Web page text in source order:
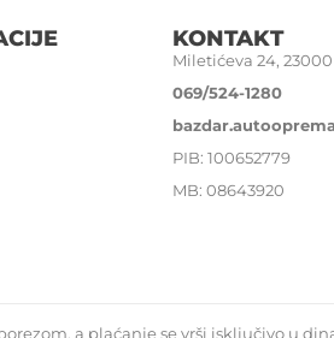
KONTAKT
Miletićeva 24,
069/524-1280
PIB: 100652779
MB: 08643920
a plaćanje se vrši isključivo u